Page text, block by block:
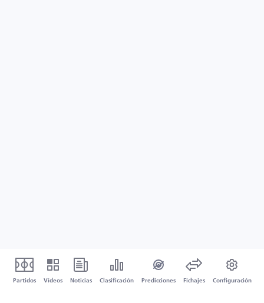
Partidos Vídeos Noticias Clasificación Predicciones Fichajes Configuración